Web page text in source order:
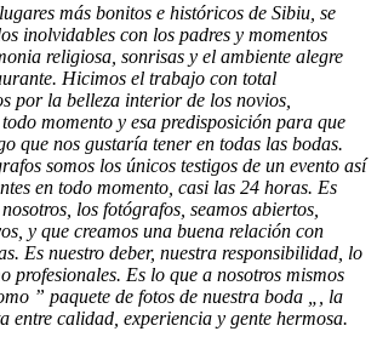
más bonitos e históricos de Sibiu, se
inolvidables con los padres y momentos
religiosa, sonrisas y el ambiente alegre
Hicimos el trabajo con total
por la belleza interior de los novios,
momento y esa predisposición para que
que nos gustaría tener en todas las bodas.
somos los únicos testigos de un evento así
en todo momento, casi las 24 horas. Es
los fotógrafos, seamos abiertos,
y que creamos una buena relación con
Es nuestro deber, nuestra responsibilidad, lo
profesionales. Es lo que a nosotros mismos
” paquete de fotos de nuestra boda „, la
entre calidad, experiencia y gente hermosa.